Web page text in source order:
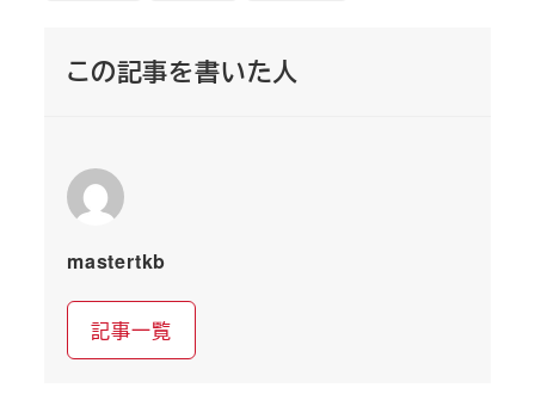
この記事を書いた人
mastertkb
記事一覧